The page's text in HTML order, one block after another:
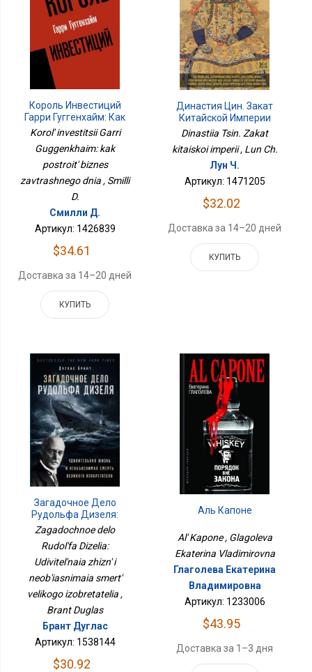
Король Инвестиций
Гарри Гуггенхайм: Как
Построить Бизнес
Korol' investitsii Garri
Guggenkhaim: kak
postroit' biznes
zavtrashnego dnia , Smilli
D.
Смилли Д.
Артикул: 1426839
$34.61
Доставка за 14–20 дней
КУПИТЬ
Династия Цин. Закат
Китайской Империи
Dinastiia Tsin. Zakat
kitaiskoi imperii , Lun Ch.
Лун Ч.
Артикул: 1471205
$32.02
Доставка за 14–20 дней
КУПИТЬ
Загадочное Дело
Рудольфа Дизеля:
Удивительная Жизнь И
Необъяснимая Смерть
Великого Изобретателя
Zagadochnoe delo
Rudol'fa Dizelia:
Udivitel'naia zhizn' i
neob'iasnimaia smert'
velikogo izobretatelia ,
Brant Duglas
Брант Дуглас
Артикул: 1538144
$30.92
Аль Капоне
Al' Kapone , Glagoleva
Ekaterina Vladimirovna
Глаголева Екатерина
Владимировна
Артикул: 1233006
$43.95
Доставка за 1–3 дня